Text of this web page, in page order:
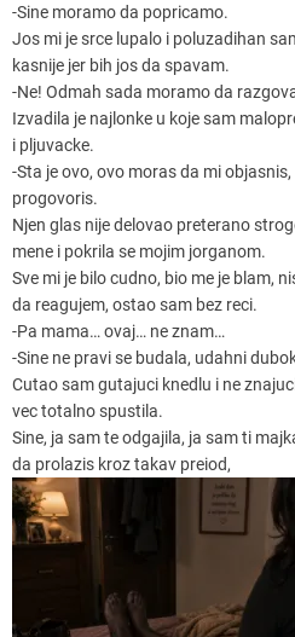
-Sine moramo da popricamo.
Jos mi je srce lupalo i poluzadihan
kasnije jer bih jos da spavam.
-Ne! Odmah sada moramo da
Izvadila je najlonke u koje sam
i pljuvacke.
-Sta je ovo, ovo moras da mi
progovoris.
Njen glas nije delovao preterano
mene i pokrila se mojim jorganom.
Sve mi je bilo cudno, bio me je blam,
da reagujem, ostao sam bez reci.
-Pa mama… ovaj… ne znam…
-Sine ne pravi se budala, udahni
Cutao sam gutajuci knedlu i ne
vec totalno spustila.
Sine, ja sam te odgajila, ja sam ti
da prolazis kroz takav preiod,